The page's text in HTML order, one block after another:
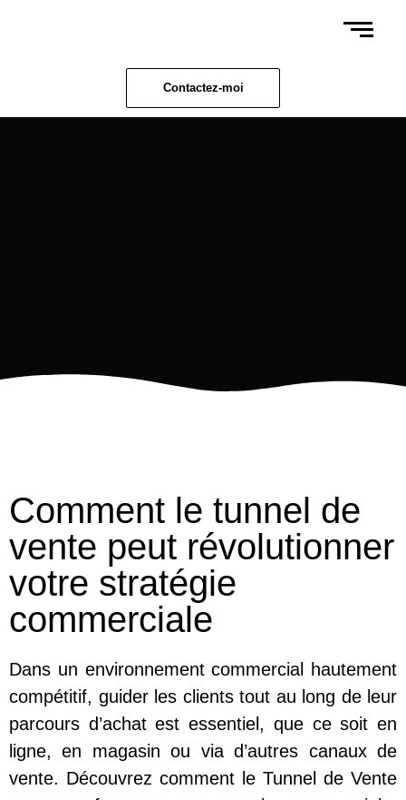
Contactez-moi
Comment le tunnel de
vente peut révolutionner
votre stratégie
commerciale
Dans un environnement commercial hautement
compétitif, guider les clients tout au long de leur
parcours d’achat est essentiel, que ce soit en
ligne, en magasin ou via d’autres canaux de
vente. Découvrez comment le Tunnel de Vente